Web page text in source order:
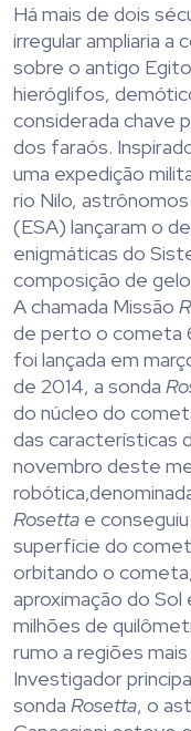
Há mais de dois
irregular ampliaria a
sobre o antigo
hieróglifos,
considerada chave
dos faraós.
uma expedição
rio Nilo, astrônomos
(ESA) lançaram o
enigmáticas do
composição de
A chamada Missão
de perto o cometa
foi lançada em
de 2014, a sonda
do núcleo do
das características
novembro deste
Rosetta e
superfície do
orbitando o
aproximação do Sol
milhões de
rumo a regiões
Investigador
sonda Rosetta, o